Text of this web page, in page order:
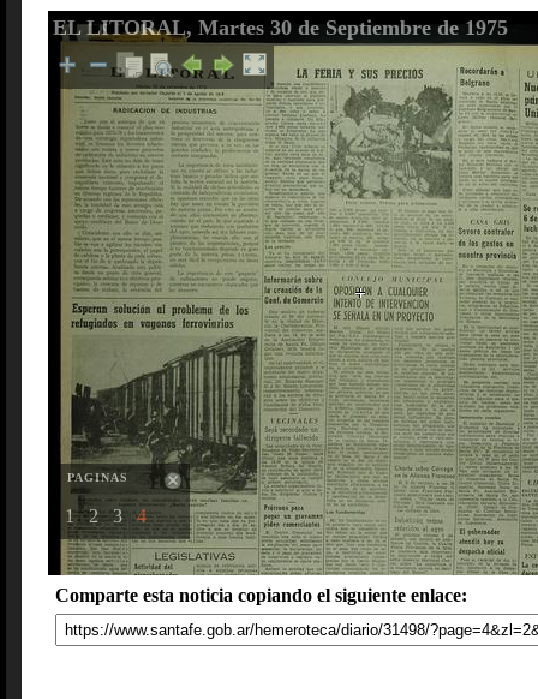
EL LITORAL, Martes 30 de Septiembre de 1975
PAGINAS
1 2 3 4
Comparte esta noticia copiando el siguiente enlace: